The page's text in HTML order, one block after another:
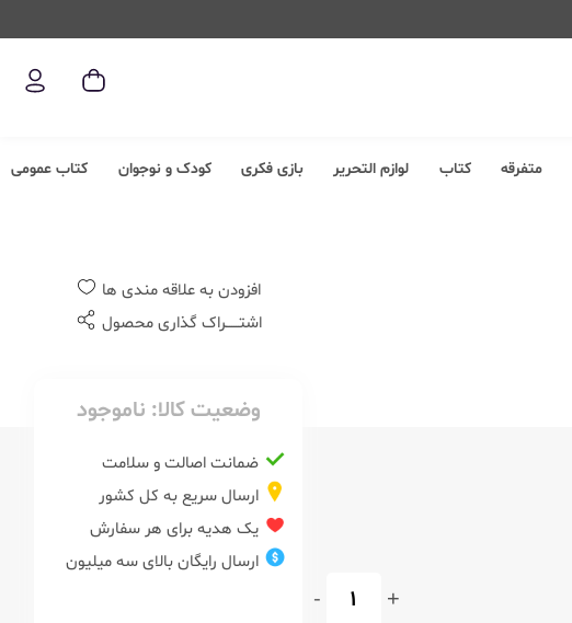
متفرقه کتاب لوازم التحریر بازی فکری کودک و نوجوان کتاب عمومی
+
-
افزودن به علاقه مندی ها
اشتــــــراک گذاری محصول
وضعیت کالا: ناموجود
ضمانت اصالت و سلامت
ارسال سریع به کل کشور
یک هدیه برای هر سفارش
ارسال رایگان بالای سه میلیون